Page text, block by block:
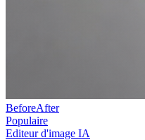
BeforeAfter
Populaire
Editeur d'image IA